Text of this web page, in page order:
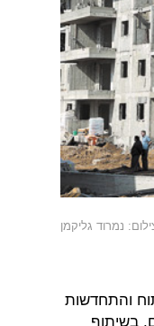
נמרוד גליקמן
והתחדשות
בשיתוף